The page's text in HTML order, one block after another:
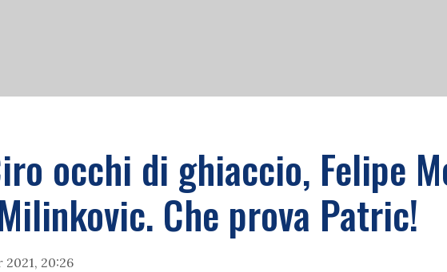
occhi di ghiaccio, Felipe
Che prova Patric!
2021, 20:26